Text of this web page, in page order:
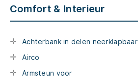
Comfort & Interieur
Achterbank in delen neerklapbaar
Airco
Armsteun voor